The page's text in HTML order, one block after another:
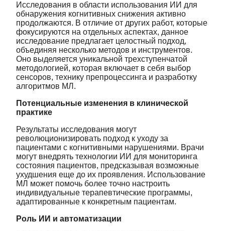
Исследования в области использования ИИ для
обнаружения когнитивных снижения активно
продолжаются. В отличие от других работ, которые
фокусируются на отдельных аспектах, данное
исследование предлагает целостный подход,
объединяя несколько методов и инструментов.
Оно выделяется уникальной трехступенчатой
методологией, которая включает в себя выбор
сенсоров, технику препроцессинга и разработку
алгоритмов МЛ.
Потенциальные изменения в клинической
практике
Результаты исследования могут
революционизировать подход к уходу за
пациентами с когнитивными нарушениями. Врачи
могут внедрять технологии ИИ для мониторинга
состояния пациентов, предсказывая возможные
ухудшения еще до их проявления. Использование
МЛ может помочь более точно настроить
индивидуальные терапевтические программы,
адаптированные к конкретным пациентам.
Роль ИИ и автоматизации